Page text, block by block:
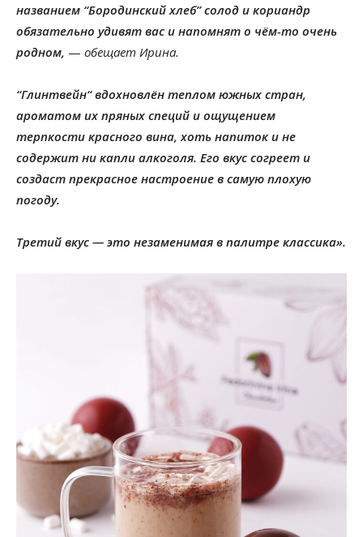
названием “Бородинский хлеб” солод и кориандр
обязательно удивят вас и напомнят о чём-то очень
родном, — обещает Ирина.
“Глинтвейн“ вдохновлён теплом южных стран,
ароматом их пряных специй и ощущением
терпкости красного вина, хоть напиток и не
содержит ни капли алкоголя. Его вкус согреет и
создаст прекрасное настроение в самую плохую
погоду.
Третий вкус — это незаменимая в палитре классика».